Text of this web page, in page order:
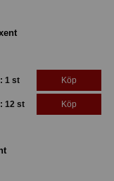
1 st Köp
12 st Köp